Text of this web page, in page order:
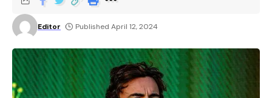
Editor Published April 12, 2024